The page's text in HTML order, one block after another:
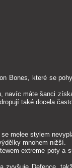
Bones, které se
navíc máte šanci
také docela
melee stylem
mnohem nižší.
extreme poty a